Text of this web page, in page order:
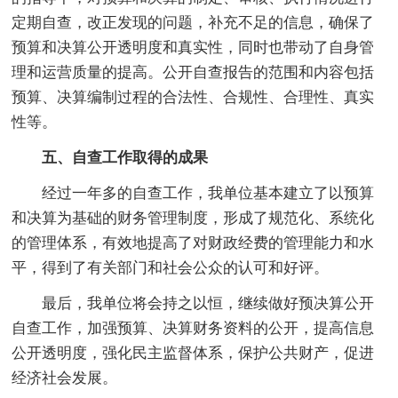
定期自查，改正发现的问题，补充不足的信息，确保了
预算和决算公开透明度和真实性，同时也带动了自身管
理和运营质量的提高。公开自查报告的范围和内容包括
预算、决算编制过程的合法性、合规性、合理性、真实
性等。
五、自查工作取得的成果
经过一年多的自查工作，我单位基本建立了以预算
和决算为基础的财务管理制度，形成了规范化、系统化
的管理体系，有效地提高了对财政经费的管理能力和水
平，得到了有关部门和社会公众的认可和好评。
最后，我单位将会持之以恒，继续做好预决算公开
自查工作，加强预算、决算财务资料的公开，提高信息
公开透明度，强化民主监督体系，保护公共财产，促进
经济社会发展。